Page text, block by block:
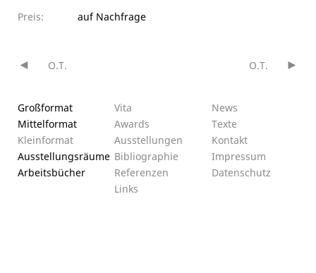
Preis:
auf Nachfrage
Beitragsnavigation
O.T. O.T.
Großformat
Mittelformat
Kleinformat
Ausstellungsräume
Arbeitsbücher
Vita
Awards
Ausstellungen
Bibliographie
Referenzen
Links
News
Texte
Kontakt
Impressum
Datenschutz­